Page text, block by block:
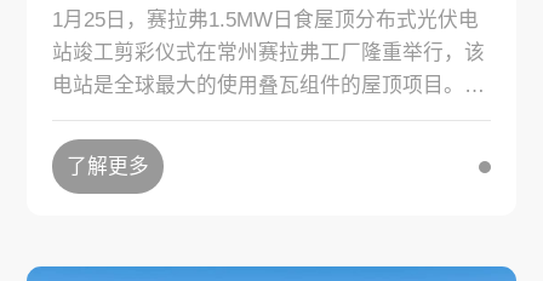
1月25日，赛拉弗1.5MW日食屋顶分布式光伏电
站竣工剪彩仪式在常州赛拉弗工厂隆重举行，该
电站是全球最大的使用叠瓦组件的屋顶项目。
了解更多